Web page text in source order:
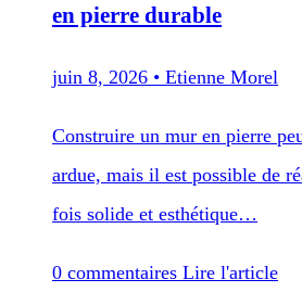
en pierre durable
juin 8, 2026 • Etienne Morel
Construire un mur en pierre
ardue, mais il est possible de
fois solide et esthétique…
0 commentaires Lire l'article